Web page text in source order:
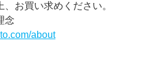
お買い求めください。
理念
about